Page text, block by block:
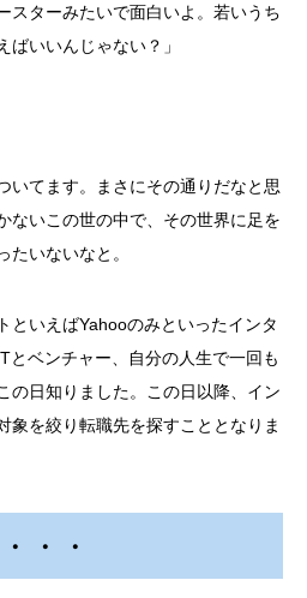
スターみたいで面白いよ。若いうち
ばいいんじゃない？」
いてます。まさにその通りだなと思
ないこの世の中で、その世界に足を
たいないなと。
といえばYahooのみといったインタ
とベンチャー、自分の人生で一回も
の日知りました。この日以降、イン
象を絞り転職先を探すこととなりま
・・